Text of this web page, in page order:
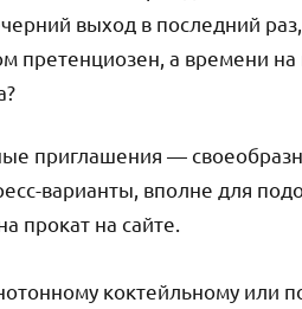
выход в последний
претенциозен, а времени на
приглашения —
варианты, вполне для
прокат на сайте.
коктейльному или